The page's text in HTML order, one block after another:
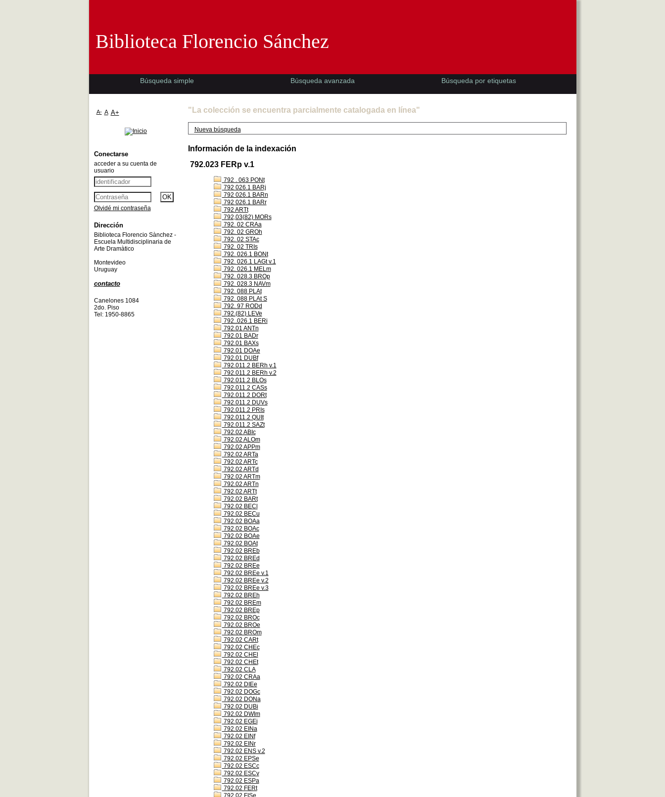
"La colección se encuentra parcialmente catalogada en línea"
Nueva búsqueda
Información de la indexación
792.023 FERp v.1
792 . 063 PONt
792 026.1 BARj
792 026.1 BARn
792 026.1 BARr
792 ARTt
792,03(82) MORs
792. 02 CRAa
792. 02 GROh
792. 02 STAc
792. 02 TRIs
792. 026.1 BONt
792. 026.1 LAGt v.1
792. 026.1 MELm
792. 028.3 BROp
792. 028.3 NAVm
792. 088 PLAt
792. 088 PLAt S
792. 97 RODd
792.(82) LEVe
792..026.1 BERi
792.01 ANTn
792.01 BADr
792.01 BAXs
792.01 DOAe
792.01 DUBf
792.011.2 BERh v.1
792.011.2 BERh v.2
792.011.2 BLOs
792.011.2 CASs
792.011.2 DORt
792.011.2 DUVs
792.011.2 PRIs
792.011.2 QUIt
792.011.2 SAZt
792.02 ABIc
792.02 ALOm
792.02 APPm
792.02 ARTa
792.02 ARTc
792.02 ARTd
792.02 ARTm
792.02 ARTn
792.02 ARTt
792.02 BARt
792.02 BECl
792.02 BECu
792.02 BOAa
792.02 BOAc
792.02 BOAe
792.02 BOAt
792.02 BREb
792.02 BREd
792.02 BREe
792.02 BREe v.1
792.02 BREe v.2
792.02 BREe v.3
792.02 BREh
792.02 BREm
792.02 BREp
792.02 BROc
792.02 BROe
792.02 BROm
792.02 CARt
792.02 CHEc
792.02 CHEl
792.02 CHEt
792.02 CLA
792.02 CRAa
792.02 DIEe
792.02 DOGc
792.02 DONa
792.02 DUBi
792.02 DWIm
792.02 EGEi
792.02 EINa
792.02 EINf
792.02 EINr
792.02 ENS v.2
792.02 EPSe
792.02 ESCc
792.02 ESCv
792.02 ESPa
792.02 FERt
792.02 FISe
Biblioteca Florencio Sánchez
Búsqueda simple Búsqueda avanzada Búsqueda por etiquetas
A- A A+
Conectarse
acceder a su cuenta de
usuario
Olvidé mi contraseña
Dirección
Biblioteca Florencio Sànchez -
Escuela Multidisciplinaria de
Arte Dramàtico
Montevideo
Uruguay
contacto
Canelones 1084
2do. Piso
Tel: 1950-8865